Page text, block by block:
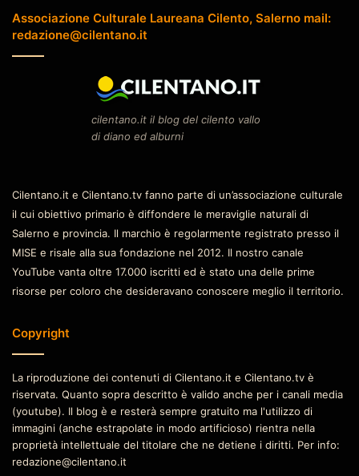
Associazione Culturale Laureana Cilento, Salerno mail:
redazione@cilentano.it
cilentano.it il blog del cilento vallo
di diano ed alburni
Cilentano.it e Cilentano.tv fanno parte di un’associazione culturale
il cui obiettivo primario è diffondere le meraviglie naturali di
Salerno e provincia. Il marchio è regolarmente registrato presso il
MISE e risale alla sua fondazione nel 2012. Il nostro canale
YouTube vanta oltre 17.000 iscritti ed è stato una delle prime
risorse per coloro che desideravano conoscere meglio il territorio.
Copyright
La riproduzione dei contenuti di Cilentano.it e Cilentano.tv è
riservata. Quanto sopra descritto è valido anche per i canali media
(youtube). Il blog è e resterà sempre gratuito ma l'utilizzo di
immagini (anche estrapolate in modo artificioso) rientra nella
proprietà intellettuale del titolare che ne detiene i diritti. Per info:
redazione@cilentano.it